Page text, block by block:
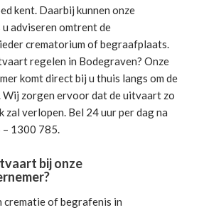
kent. Daarbij kunnen onze
adviseren omtrent de
crematorium of begraafplaats.
regelen in Bodegraven? Onze
komt direct bij u thuis langs om de
zorgen ervoor dat de uitvaart zo
verlopen. Bel 24 uur per dag na
1300 785.
bij onze
crematie of begrafenis in